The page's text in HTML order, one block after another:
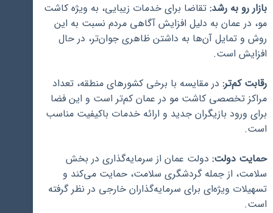
بازار رو به رشد: تقاضا برای خدمات زیبایی، به ویژه کاشت
مو، در عمان به دلیل افزایش آگاهی مردم نسبت به این
روش و تمایل آن‌ها به داشتن ظاهری جوان‌تر، در حال
افزایش است.
رقابت کم‌تر: در مقایسه با برخی کشورهای منطقه، تعداد
مراکز تخصصی کاشت مو در عمان کم‌تر است و این فضا
برای ورود بازیگران جدید و ارائه خدمات باکیفیت مناسب
است.
حمایت دولت: دولت عمان از سرمایه‌گذاری در بخش
سلامت، از جمله گردشگری سلامت، حمایت می‌کند و
تسهیلات ویژه‌ای برای سرمایه‌گذاران خارجی در نظر گرفته
است.